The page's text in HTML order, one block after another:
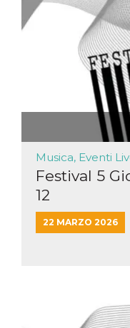
Musica, Eventi
Festival 5
12
22 MARZO 2026